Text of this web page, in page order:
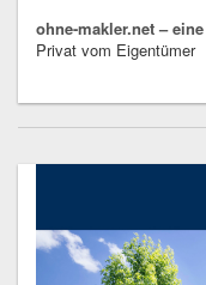
ohne-makler.net –
Privat vom Eigentümer